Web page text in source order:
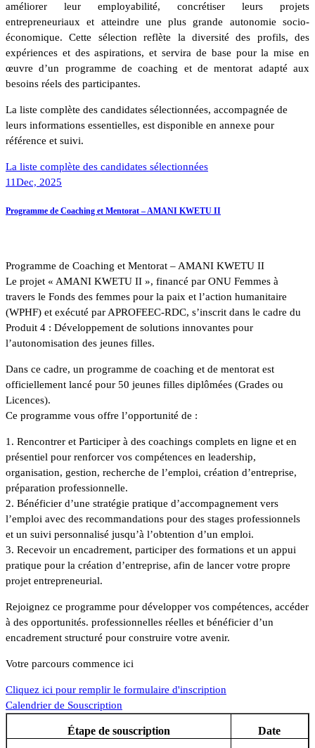
améliorer leur employabilité, concrétiser leurs projets
entrepreneuriaux et atteindre une plus grande autonomie socio-
économique. Cette sélection reflète la diversité des profils, des
expériences et des aspirations, et servira de base pour la mise en
œuvre d’un programme de coaching et de mentorat adapté aux
besoins réels des participantes.
La liste complète des candidates sélectionnées, accompagnée de
leurs informations essentielles, est disponible en annexe pour
référence et suivi.
La liste complète des candidates sélectionnées
11Dec, 2025
Programme de Coaching et Mentorat – AMANI KWETU II
Programme de Coaching et Mentorat – AMANI KWETU II
Le projet « AMANI KWETU II », financé par ONU Femmes à
travers le Fonds des femmes pour la paix et l’action humanitaire
(WPHF) et exécuté par APROFEEC-RDC, s’inscrit dans le cadre du
Produit 4 : Développement de solutions innovantes pour
l’autonomisation des jeunes filles.
Dans ce cadre, un programme de coaching et de mentorat est
officiellement lancé pour 50 jeunes filles diplômées (Grades ou
Licences).
Ce programme vous offre l’opportunité de :
1. Rencontrer et Participer à des coachings complets en ligne et en
présentiel pour renforcer vos compétences en leadership,
organisation, gestion, recherche de l’emploi, création d’entreprise,
préparation professionnelle.
2. Bénéficier d’une stratégie pratique d’accompagnement vers
l’emploi avec des recommandations pour des stages professionnels
et un suivi personnalisé jusqu’à l’obtention d’un emploi.
3. Recevoir un encadrement, participer des formations et un appui
pratique pour la création d’entreprise, afin de lancer votre propre
projet entrepreneurial.
Rejoignez ce programme pour développer vos compétences, accéder
à des opportunités. professionnelles réelles et bénéficier d’un
encadrement structuré pour construire votre avenir.
Votre parcours commence ici
Cliquez ici pour remplir le formulaire d'inscription
Calendrier de Souscription
Étape de souscription Date